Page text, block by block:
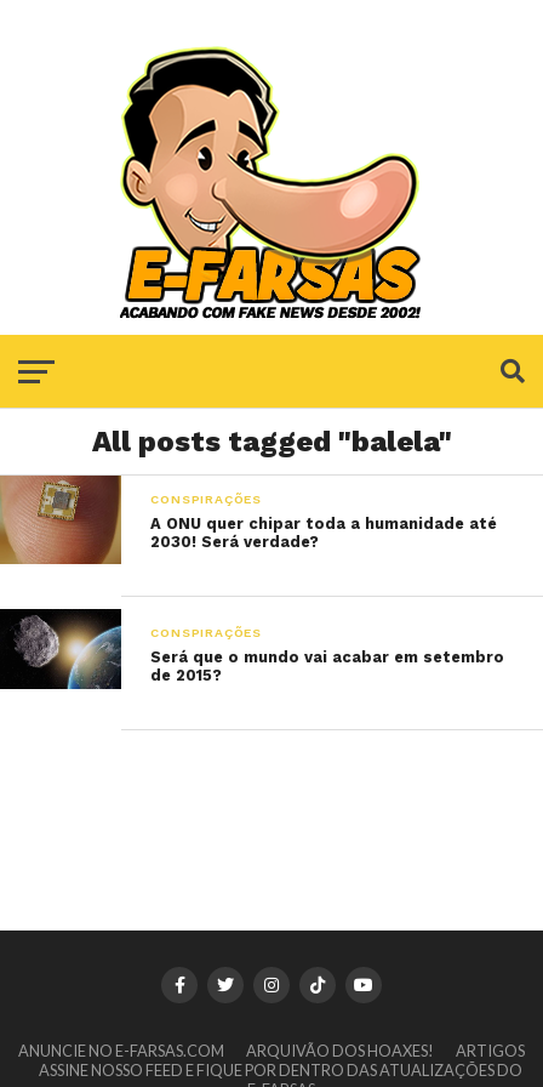
All posts tagged "balela"
CONSPIRAÇÕES
A ONU quer chipar toda a humanidade até
2030! Será verdade?
CONSPIRAÇÕES
Será que o mundo vai acabar em setembro
de 2015?
ANUNCIE NO E-FARSAS.COM ARQUIVÃO DOS HOAXES!
ARTIGOS
ASSINE NOSSO FEED E FIQUE POR DENTRO DAS ATUALIZAÇÕES DO